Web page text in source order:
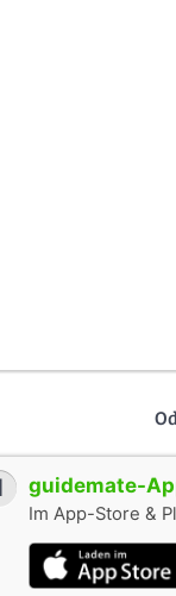
guidemate-
Im App-Store &